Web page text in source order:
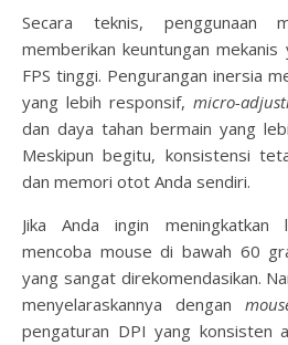
Secara teknis, penggunaan
memberikan keuntungan
FPS tinggi. Pengurangan inersia
yang lebih responsif, micro-
dan daya tahan bermain yang
Meskipun begitu, konsistensi
dan memori otot Anda sendiri.
Jika Anda ingin meningkatkan
mencoba mouse di bawah 60
yang sangat direkomendasikan.
menyelaraskannya dengan
pengaturan DPI yang konsisten